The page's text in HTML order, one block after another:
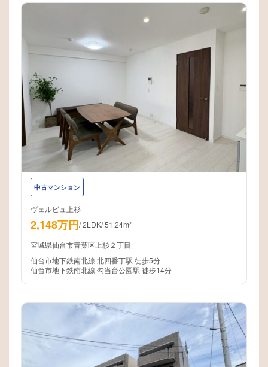
中古マンション
ヴェルビュ上杉
2,148万円/2LDK/51.24m²
宮城県仙台市青葉区上杉２丁目
仙台市地下鉄南北線 北四番丁駅 徒歩5分
仙台市地下鉄南北線 勾当台公園駅 徒歩14分